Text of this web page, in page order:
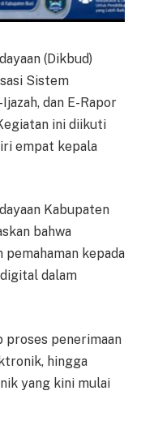
(Dikbud)
Sistem
dan E-Rapor
ini diikuti
empat kepala
Kabupaten
bahwa
kepada
dalam
proses penerimaan
hingga
yang kini mulai